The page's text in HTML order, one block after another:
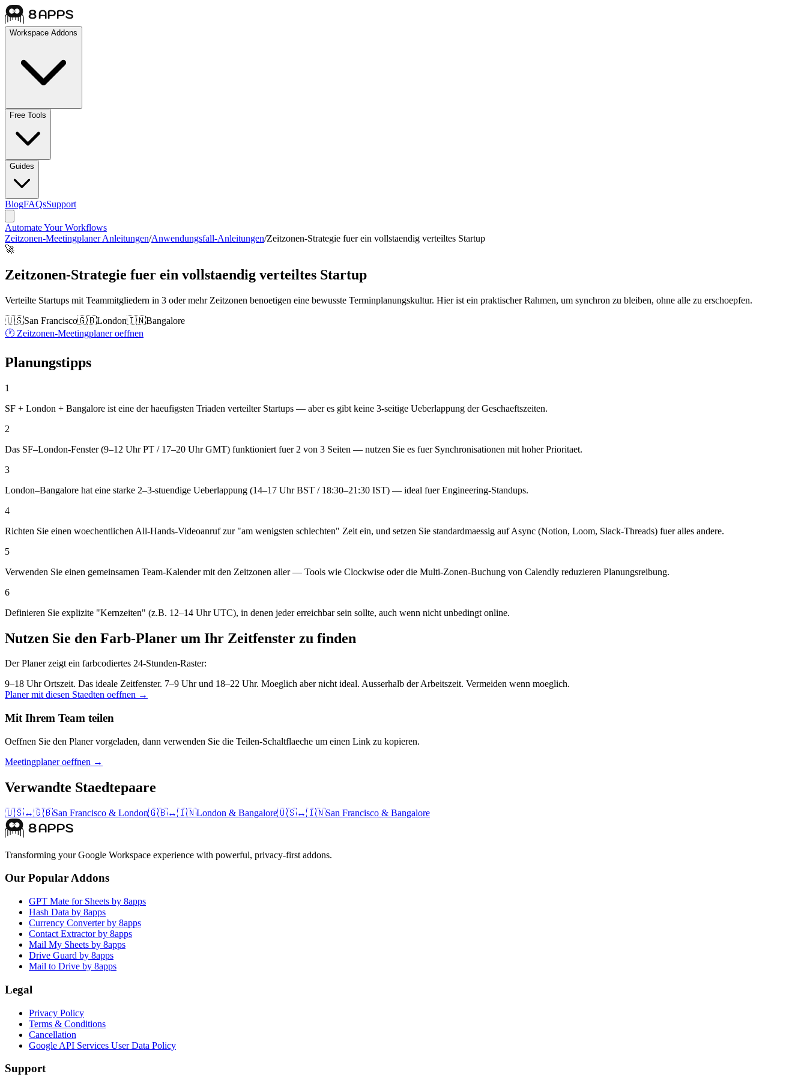
Workspace Addons
Free Tools
Guides
BlogFAQsSupport
Automate Your Workflows
Zeitzonen-Meetingplaner Anleitungen/Anwendungsfall-Anleitungen/Zeitzonen-Strategie fuer ein vollstaendig verteiltes Startup
🚀
Zeitzonen-Strategie fuer ein vollstaendig verteiltes Startup
Verteilte Startups mit Teammitgliedern in 3 oder mehr Zeitzonen benoetigen eine bewusste Terminplanungskultur. Hier ist ein praktischer Rahmen, um synchron zu bleiben, ohne alle zu erschoepfen.
🇺🇸San Francisco🇬🇧London🇮🇳Bangalore
🕐 Zeitzonen-Meetingplaner oeffnen
Planungstipps
1
SF + London + Bangalore ist eine der haeufigsten Triaden verteilter Startups — aber es gibt keine 3-seitige Ueberlappung der Geschaeftszeiten.
2
Das SF–London-Fenster (9–12 Uhr PT / 17–20 Uhr GMT) funktioniert fuer 2 von 3 Seiten — nutzen Sie es fuer Synchronisationen mit hoher Prioritaet.
3
London–Bangalore hat eine starke 2–3-stuendige Ueberlappung (14–17 Uhr BST / 18:30–21:30 IST) — ideal fuer Engineering-Standups.
4
Richten Sie einen woechentlichen All-Hands-Videoanruf zur "am wenigsten schlechten" Zeit ein, und setzen Sie standardmaessig auf Async (Notion, Loom, Slack-Threads) fuer alles andere.
5
Verwenden Sie einen gemeinsamen Team-Kalender mit den Zeitzonen aller — Tools wie Clockwise oder die Multi-Zonen-Buchung von Calendly reduzieren Planungsreibung.
6
Definieren Sie explizite "Kernzeiten" (z.B. 12–14 Uhr UTC), in denen jeder erreichbar sein sollte, auch wenn nicht unbedingt online.
Nutzen Sie den Farb-Planer um Ihr Zeitfenster zu finden
Der Planer zeigt ein farbcodiertes 24-Stunden-Raster:
9–18 Uhr Ortszeit. Das ideale Zeitfenster. 7–9 Uhr und 18–22 Uhr. Moeglich aber nicht ideal. Ausserhalb der Arbeitszeit. Vermeiden wenn moeglich.
Planer mit diesen Staedten oeffnen →
Mit Ihrem Team teilen
Oeffnen Sie den Planer vorgeladen, dann verwenden Sie die Teilen-Schaltflaeche um einen Link zu kopieren.
Meetingplaner oeffnen →
Verwandte Staedtepaare
🇺🇸↔🇬🇧San Francisco & London🇬🇧↔🇮🇳London & Bangalore🇺🇸↔🇮🇳San Francisco & Bangalore
Transforming your Google Workspace experience with powerful, privacy-first addons.
Our Popular Addons
GPT Mate for Sheets by 8apps
Hash Data by 8apps
Currency Converter by 8apps
Contact Extractor by 8apps
Mail My Sheets by 8apps
Drive Guard by 8apps
Mail to Drive by 8apps
Legal
Privacy Policy
Terms & Conditions
Cancellation
Google API Services User Data Policy
Support